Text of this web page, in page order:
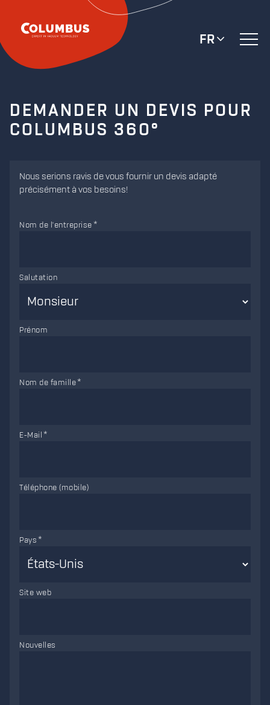
FR
DEMANDER UN DEVIS POUR
COLUMBUS 360°
Nous serions ravis de vous fournir un devis adapté
précisément à vos besoins!
Nom de l'entreprise
Salutation
Prénom
Nom de famille
E-Mail
Téléphone (mobile)
Pays
Site web
Nouvelles